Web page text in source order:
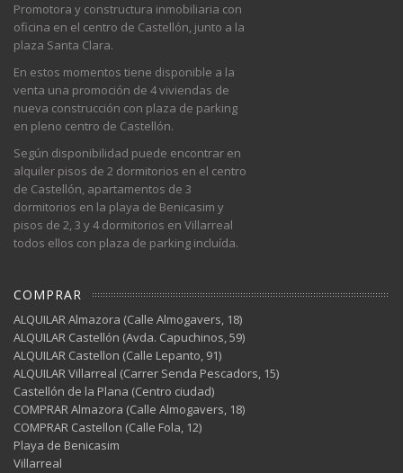
Promotora y constructura inmobiliaria con
oficina en el centro de Castellón, junto a la
plaza Santa Clara.
En estos momentos tiene disponible a la
venta una promoción de 4 viviendas de
nueva construcción con plaza de parking
en pleno centro de Castellón.
Según disponibilidad puede encontrar en
alquiler pisos de 2 dormitorios en el centro
de Castellón, apartamentos de 3
dormitorios en la playa de Benicasim y
pisos de 2, 3 y 4 dormitorios en Villarreal
todos ellos con plaza de parking incluída.
COMPRAR
ALQUILAR Almazora (Calle Almogavers, 18)
ALQUILAR Castellón (Avda. Capuchinos, 59)
ALQUILAR Castellon (Calle Lepanto, 91)
ALQUILAR Villarreal (Carrer Senda Pescadors, 15)
Castellón de la Plana (Centro ciudad)
COMPRAR Almazora (Calle Almogavers, 18)
COMPRAR Castellon (Calle Fola, 12)
Playa de Benicasim
Villarreal